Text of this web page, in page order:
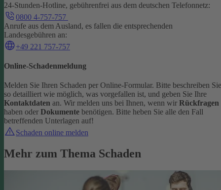
24-Stunden-Hotline, gebührenfrei aus dem deutschen Telefonnetz:
0800 4-757-757
Anrufe aus dem Ausland, es fallen die entsprechenden
Landesgebühren an:
+49 221 757-757
Online-Schadenmeldung
Melden Sie Ihren Schaden per Online-Formular. Bitte beschreiben Sie
so detailliert wie möglich, was vorgefallen ist, und geben Sie Ihre
Kontaktdaten an. Wir melden uns bei Ihnen, wenn wir Rückfragen
haben oder Dokumente benötigen. Bitte heben Sie alle den Fall
betreffenden Unterlagen auf!
Schaden online melden
Mehr zum Thema Schaden